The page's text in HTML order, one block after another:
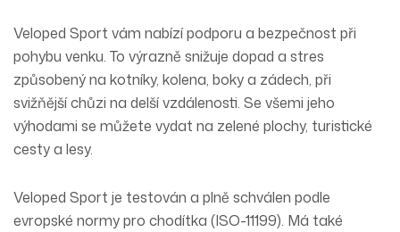
Veloped Sport vám nabízí podporu a bezpečnost při
pohybu venku. To výrazně snižuje dopad a stres
způsobený na kotníky, kolena, boky a zádech, při
svižňější chůzi na delší vzdálenosti. Se všemi jeho
výhodami se můžete vydat na zelené plochy, turistické
cesty a lesy.
Veloped Sport je testován a plně schválen podle
evropské normy pro chodítka (ISO-11199). Má také